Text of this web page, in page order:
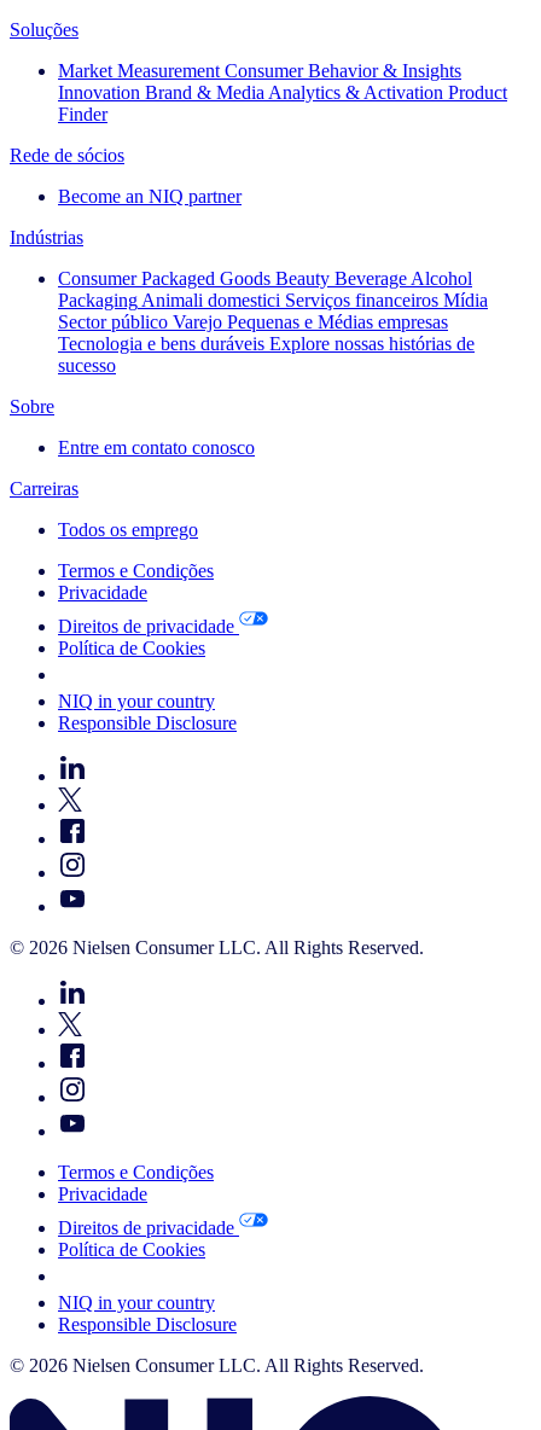
Soluções
Market Measurement Consumer Behavior & Insights
Innovation Brand & Media Analytics & Activation Product
Finder
Rede de sócios
Become an NIQ partner
Indústrias
Consumer Packaged Goods Beauty Beverage Alcohol
Packaging Animali domestici Serviços financeiros Mídia
Sector público Varejo Pequenas e Médias empresas
Tecnologia e bens duráveis Explore nossas histórias de
sucesso
Sobre
Entre em contato conosco
Carreiras
Todos os emprego
Termos e Condições
Privacidade
Direitos de privacidade
Política de Cookies
NIQ in your country
Responsible Disclosure
© 2026 Nielsen Consumer LLC. All Rights Reserved.
Termos e Condições
Privacidade
Direitos de privacidade
Política de Cookies
NIQ in your country
Responsible Disclosure
© 2026 Nielsen Consumer LLC. All Rights Reserved.